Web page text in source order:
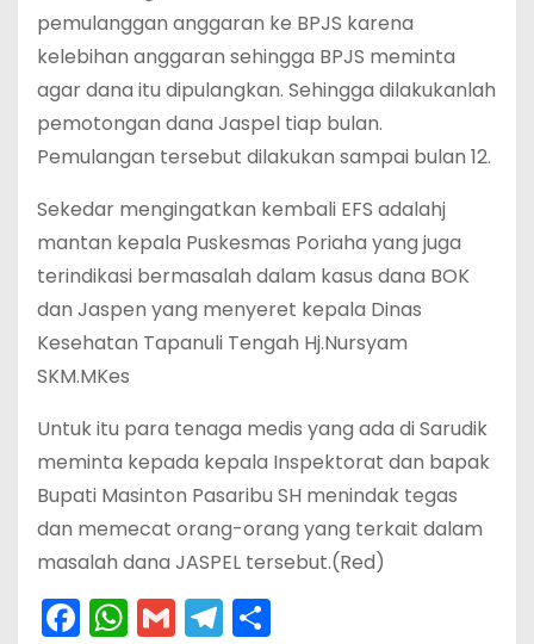
pemulanggan anggaran ke BPJS karena
kelebihan anggaran sehingga BPJS meminta
agar dana itu dipulangkan. Sehingga dilakukanlah
pemotongan dana Jaspel tiap bulan.
Pemulangan tersebut dilakukan sampai bulan 12.
Sekedar mengingatkan kembali EFS adalahj
mantan kepala Puskesmas Poriaha yang juga
terindikasi bermasalah dalam kasus dana BOK
dan Jaspen yang menyeret kepala Dinas
Kesehatan Tapanuli Tengah Hj.Nursyam
SKM.MKes
Untuk itu para tenaga medis yang ada di Sarudik
meminta kepada kepala Inspektorat dan bapak
Bupati Masinton Pasaribu SH menindak tegas
dan memecat orang-orang yang terkait dalam
masalah dana JASPEL tersebut.(Red)
F W G T